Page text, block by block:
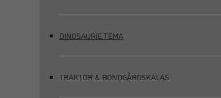
DINOSAURIE TEMA
TRAKTOR & BONDGÅRDSKALAS